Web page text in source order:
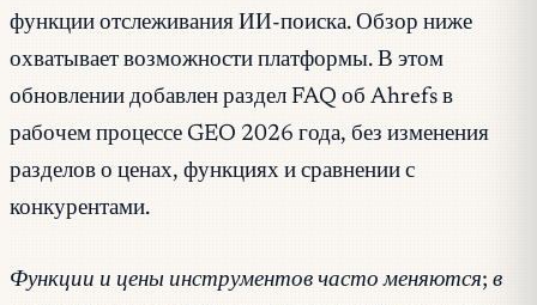
функции отслеживания ИИ-поиска. Обзор ниже
охватывает возможности платформы. В этом
обновлении добавлен раздел FAQ об Ahrefs в
рабочем процессе GEO 2026 года, без изменения
разделов о ценах, функциях и сравнении с
конкурентами.
Функции и цены инструментов часто меняются; в